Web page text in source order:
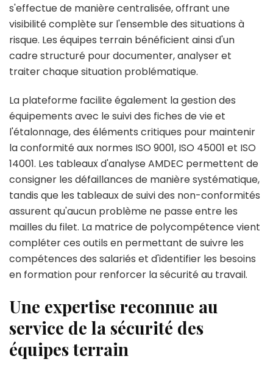
s'effectue de manière centralisée, offrant une
visibilité complète sur l'ensemble des situations à
risque. Les équipes terrain bénéficient ainsi d'un
cadre structuré pour documenter, analyser et
traiter chaque situation problématique.
La plateforme facilite également la gestion des
équipements avec le suivi des fiches de vie et
l'étalonnage, des éléments critiques pour maintenir
la conformité aux normes ISO 9001, ISO 45001 et ISO
14001. Les tableaux d'analyse AMDEC permettent de
consigner les défaillances de manière systématique,
tandis que les tableaux de suivi des non-conformités
assurent qu'aucun problème ne passe entre les
mailles du filet. La matrice de polycompétence vient
compléter ces outils en permettant de suivre les
compétences des salariés et d'identifier les besoins
en formation pour renforcer la sécurité au travail.
Une expertise reconnue au
service de la sécurité des
équipes terrain